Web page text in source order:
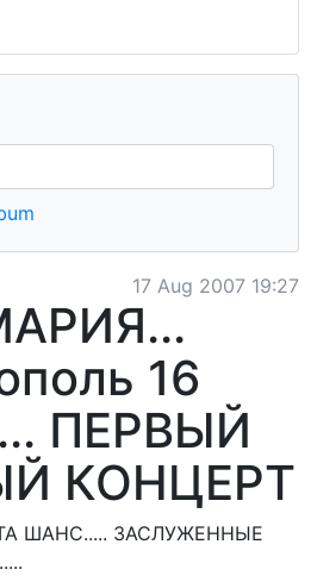
17 Aug 2007 19:27
16
ПЕРВЫЙ
КОНЦЕРТ
ШАНС..... ЗАСЛУЖЕННЫЕ